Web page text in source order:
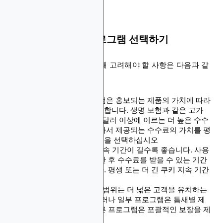
적합한 보험 제휴 프로그램 선택하기
파트너 프로그램을 결정할 때 고려해야 할 사항은 다음과 같
보험 프로그램은 홍보되는 제품의 가치에 따라
다양한 수수료율을 제공합니다. 생명 보험과 같은 고가
품목은 40달러에서 100달러 이상에 이르는 더 높은 수수
료율을 제공합니다. 따라서 제공되는 수수료의 가치를 평
가하고 최적의 프로그램을 선택하십시오
쿠키 지속 기간이 길수록 좋습니다. 사용
자가 제휴 링크를 클릭한 후 수수료를 받을 수 있는 기간
을 결정하기 때문입니다. 평생 또는 더 긴 쿠키 지속 기간
폭넓은 제품 범위는 더 넓은 고객을 유치하는
데 가장 적합합니다. 그러나 일부 프로그램은 틈새별 제
품을 제공하는 반면 다른 프로그램은 포괄적인 보장을 제